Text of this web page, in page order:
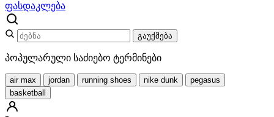
ფასდაკლება
გაუქმება
პოპულარული საძიებო ტერმინები
air max jordan running shoes nike dunk
pegasus
basketball